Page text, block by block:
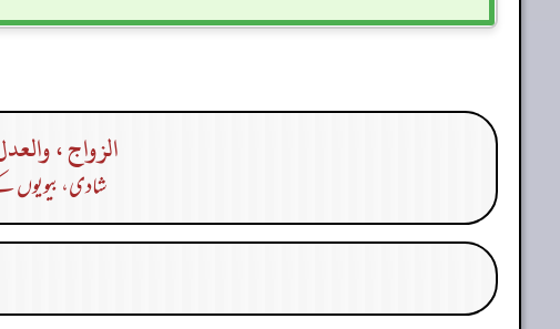
الزواج ،
شادی، بیویوں